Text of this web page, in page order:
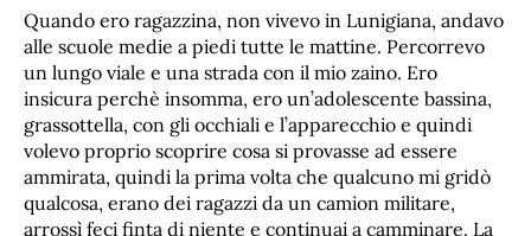
Quando ero ragazzina, non vivevo in Lunigiana, andavo
alle scuole medie a piedi tutte le mattine. Percorrevo
un lungo viale e una strada con il mio zaino. Ero
insicura perchè insomma, ero un’adolescente bassina,
grassottella, con gli occhiali e l’apparecchio e quindi
volevo proprio scoprire cosa si provasse ad essere
ammirata, quindi la prima volta che qualcuno mi gridò
qualcosa, erano dei ragazzi da un camion militare,
arrossì feci finta di niente e continuai a camminare. La